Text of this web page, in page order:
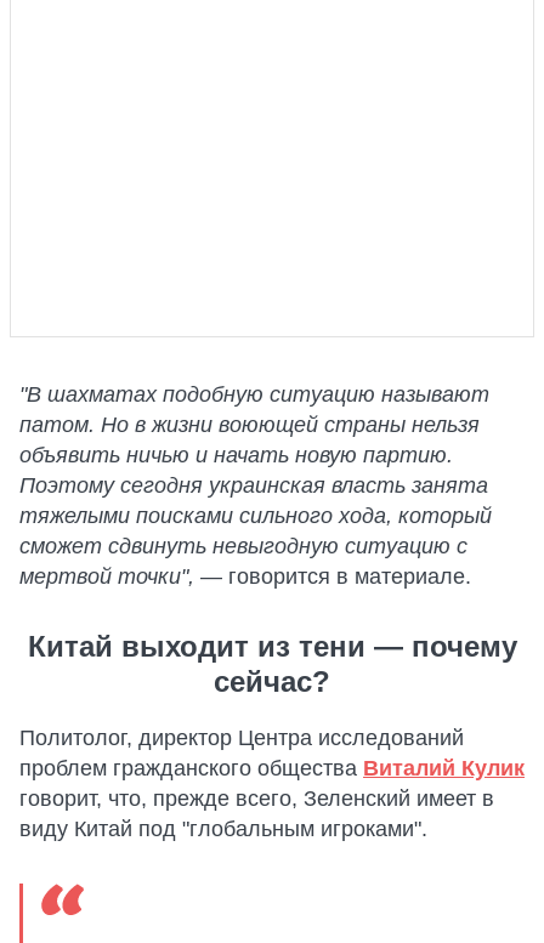
"В шахматах подобную ситуацию называют
патом. Но в жизни воюющей страны нельзя
объявить ничью и начать новую партию.
Поэтому сегодня украинская власть занята
тяжелыми поисками сильного хода, который
сможет сдвинуть невыгодную ситуацию с
мертвой точки", — говорится в материале.
Китай выходит из тени — почему
сейчас?
Политолог, директор Центра исследований
проблем гражданского общества Виталий Кулик
говорит, что, прежде всего, Зеленский имеет в
виду Китай под "глобальным игроками".